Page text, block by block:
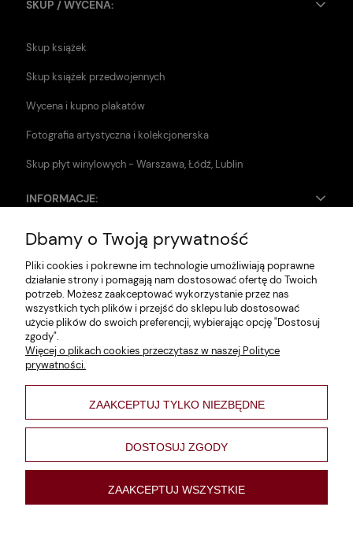
SKUP / WYCENA:
Skup książek
Skup książek przedwojennych
Wycena i kupno plakatów
Fotografia artystyczna i kolekcjonerska
Skup płyt winylowych - Warszawa, Łódź, Lublin
INFORMACJE:
Zwroty i reklamacje
Dane firmy
Jak szukać?
Polityka prywatności
Regulamin
Poltyka cookies
varsaviana
Nowości
Dbamy o Twoją prywatność
Pliki cookies i pokrewne im technologie umożliwiają poprawne
działanie strony i pomagają nam dostosować ofertę do Twoich
potrzeb. Możesz zaakceptować wykorzystanie przez nas
wszystkich tych plików i przejść do sklepu lub dostosować
użycie plików do swoich preferencji, wybierając opcję "Dostosuj
zgody".
Więcej o plikach cookies przeczytasz w naszej Polityce
prywatności.
ZAAKCEPTUJ TYLKO NIEZBĘDNE
DOSTOSUJ ZGODY
ZAAKCEPTUJ WSZYSTKIE